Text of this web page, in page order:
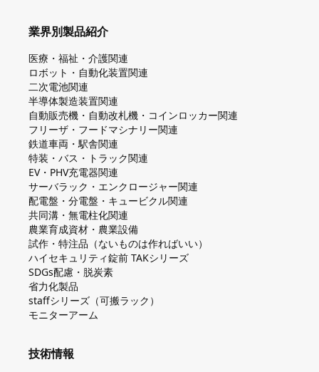
業界別製品紹介
医療・福祉・介護関連
ロボット・自動化装置関連
二次電池関連
半導体製造装置関連
自動販売機・自動改札機・コインロッカー関連
フリーザ・フードマシナリー関連
鉄道車両・駅舎関連
特装・バス・トラック関連
EV・PHV充電器関連
サーバラック・エンクロージャー関連
配電盤・分電盤・キュービクル関連
共同溝・無電柱化関連
農業育成資材・農業設備
試作・特注品（ないものは作ればいい）
ハイセキュリティ錠前 TAKシリーズ
SDGs配慮・脱炭素
省力化製品
staffシリーズ（可搬ラック）
モニターアーム
技術情報